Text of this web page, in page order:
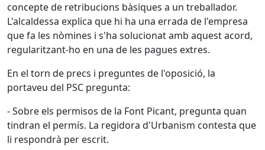
concepte de retribucions bàsiques a un treballador.
L'alcaldessa explica que hi ha una errada de l'empresa
que fa les nòmines i s'ha solucionat amb aquest acord,
regularitzant-ho en una de les pagues extres.
En el torn de precs i preguntes de l'oposició, la
portaveu del PSC pregunta:
- Sobre els permisos de la Font Picant, pregunta quan
tindran el permís. La regidora d'Urbanism contesta que
li respondrà per escrit.